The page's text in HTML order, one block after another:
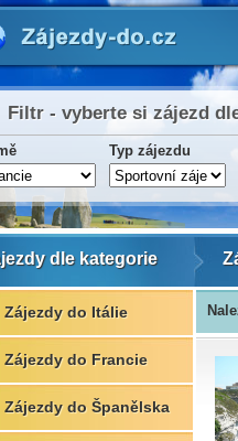
dle kategorie
Zájezdy do Itálie
Zájezdy do Francie
Zájezdy do Španělska
Filtr - vyberte si zájezd
Typ zájezdu